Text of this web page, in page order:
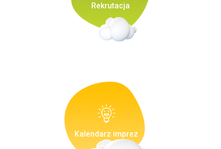
Rekrutacja
Kalendarz imprez